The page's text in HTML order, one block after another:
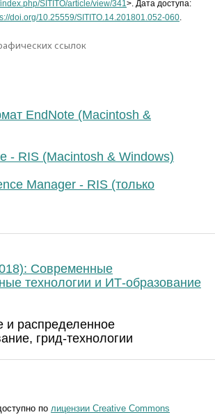
SITITO/article/view/341 >. Дата доступа:
doi.org/10.25559/SITITO.14.201801.052-060
ссылок
EndNote (Macintosh &
- RIS (Macintosh & Windows)
Manager - RIS (только
Современные
технологии и ИТ-образование
и распределенное
грид-технологии
по лицензии Creative Commons